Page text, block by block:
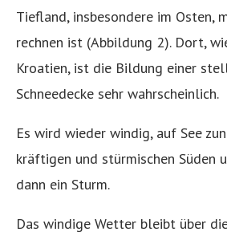
Tiefland, insbesondere im Osten,
rechnen ist (Abbildung 2). Dort,
Kroatien, ist die Bildung einer
Schneedecke sehr wahrscheinlich.
Es wird wieder windig, auf See
kräftigen und stürmischen Süden
dann ein Sturm.
Das windige Wetter bleibt über